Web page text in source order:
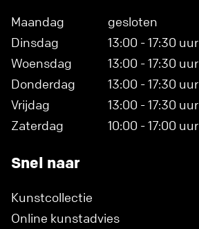
Maandag
gesloten
Dinsdag
13:00 - 17:30 uur
Woensdag
13:00 - 17:30 uur
Donderdag
13:00 - 17:30 uur
Vrijdag
13:00 - 17:30 uur
Zaterdag
10:00 - 17:00 uur
Snel naar
Kunstcollectie
Online kunstadvies